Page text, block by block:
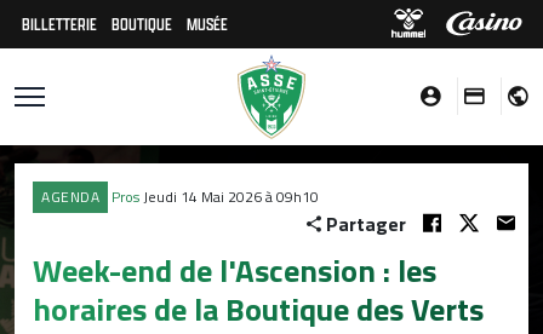
BILLETTERIE BOUTIQUE MUSÉE
AGENDA ProsJeudi 14 Mai 2026 à 09h10
Partager
Week-end de l'Ascension : les
horaires de la Boutique des Verts